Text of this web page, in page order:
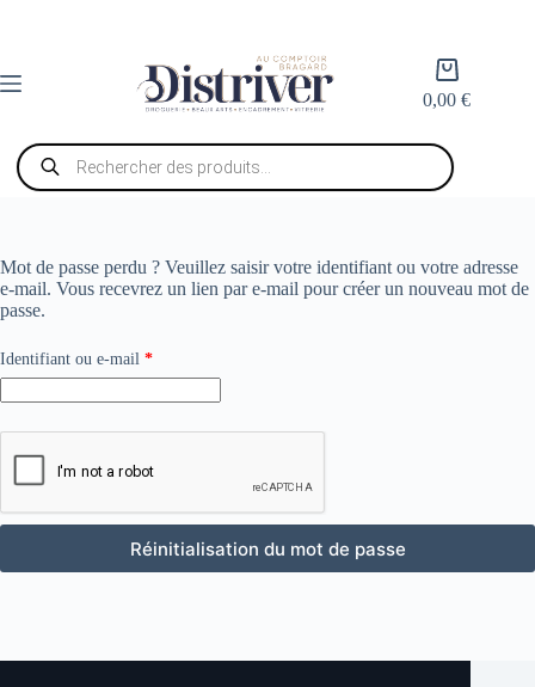
Panier
d’achat
0,00€
Recherche
de
produits
Mot de passe perdu ? Veuillez saisir votre identifiant ou votre adresse
e-mail. Vous recevrez un lien par e-mail pour créer un nouveau mot de
passe.
Identifiant ou e-mail *Obligatoire
Réinitialisation du mot de passe